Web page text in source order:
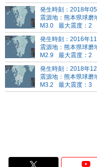
発生時刻：2018年
震源地：熊本県球磨
M3.0
最大震度：2
発生時刻：2016年
震源地：熊本県球磨
M2.9
最大震度：2
発生時刻：2018年
震源地：熊本県球磨
M3.2
最大震度：3